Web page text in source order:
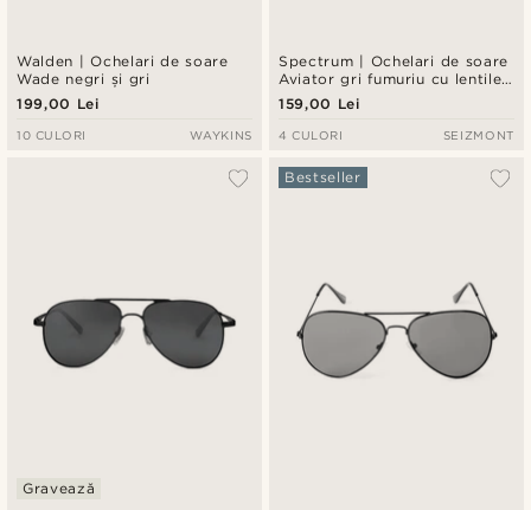
Walden | Ochelari de soare
Wade negri și gri
199,00 Lei
10 CULORI WAYKINS
Spectrum | Ochelari de soare
Aviator gri fumuriu cu lentile
negre
159,00 Lei
4 CULORI SEIZMONT
Gravează
Bestseller